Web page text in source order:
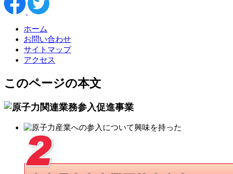
ホーム
お問い合わせ
サイトマップ
アクセス
このページの本文